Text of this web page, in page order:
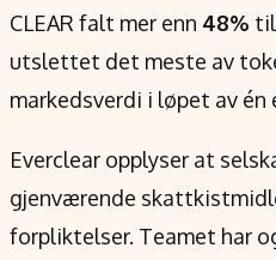
CLEAR falt mer enn 48% til
utslettet det meste av
markedsverdi i løpet av én
Everclear opplyser at
gjenværende
forpliktelser. Teamet har